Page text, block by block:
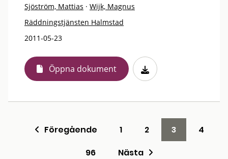
Sjöström, Mattias · Wijk, Magnus
Räddningstjänsten Halmstad
2011-05-23
Öppna dokument
Föregående 1 2 3
4
96
Nästa